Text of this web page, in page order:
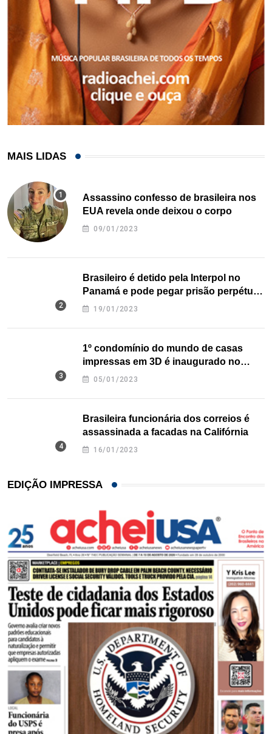
MAIS LIDAS
Assassino confesso de brasileira nos
EUA revela onde deixou o corpo
09/01/2023
Brasileiro é detido pela Interpol no
Panamá e pode pegar prisão perpétua
nos EUA
19/01/2023
1º condomínio do mundo de casas
impressas em 3D é inaugurado no
Texas
05/01/2023
Brasileira funcionária dos correios é
assassinada a facadas na Califórnia
16/01/2023
EDIÇÃO IMPRESSA